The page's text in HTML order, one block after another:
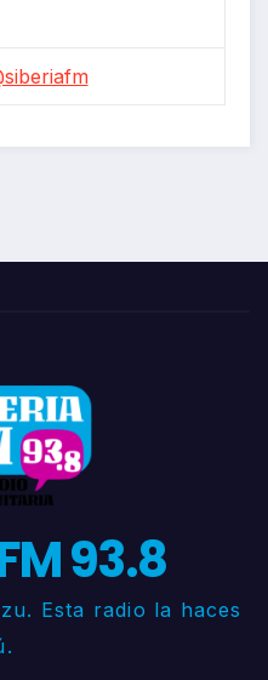
93.8
Esta radio la haces